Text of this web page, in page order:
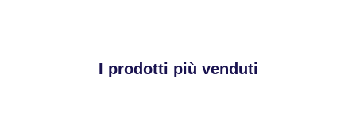
I prodotti più venduti